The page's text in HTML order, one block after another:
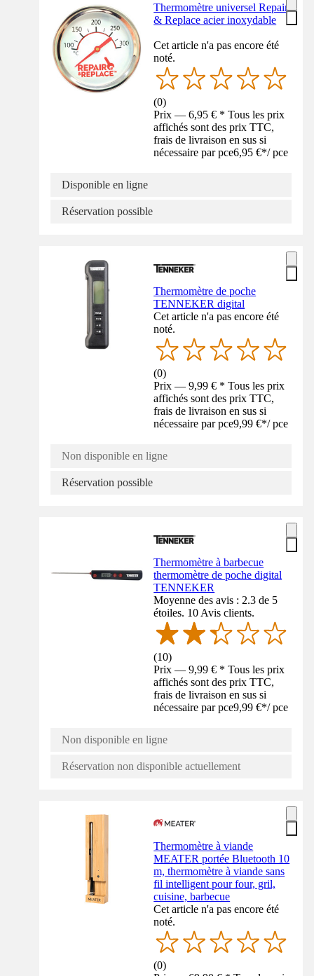
Thermomètre universel Repair
& Replace acier inoxydable
Cet article n'a pas encore été
noté.
(0)
Prix — 6,95 € * Tous les prix
affichés sont des prix TTC,
frais de livraison en sus si
nécessaire par pce6,95 €*/ pce
Disponible en ligne
Réservation possible
Thermomètre de poche
TENNEKER digital
Cet article n'a pas encore été
noté.
(0)
Prix — 9,99 € * Tous les prix
affichés sont des prix TTC,
frais de livraison en sus si
nécessaire par pce9,99 €*/ pce
Non disponible en ligne
Réservation possible
Thermomètre à barbecue
thermomètre de poche digital
TENNEKER
Moyenne des avis : 2.3 de 5
étoiles. 10 Avis clients.
(10)
Prix — 9,99 € * Tous les prix
affichés sont des prix TTC,
frais de livraison en sus si
nécessaire par pce9,99 €*/ pce
Non disponible en ligne
Réservation non disponible actuellement
Thermomètre à viande
MEATER portée Bluetooth 10
m, thermomètre à viande sans
fil intelligent pour four, gril,
cuisine, barbecue
Cet article n'a pas encore été
noté.
(0)